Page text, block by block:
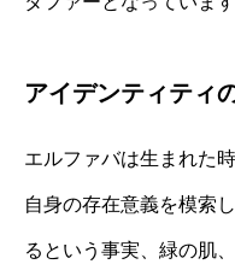
アイデンティティ
エルファバは生まれた
自身の存在意義を模索
るという事実、緑の肌